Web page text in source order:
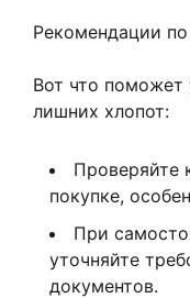
Рекомендации
Вот что поможет
лишних хлопот:
Проверяйте
покупке,
При
уточняйте
документов.